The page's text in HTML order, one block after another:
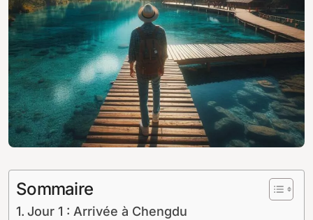
Sommaire
Jour 1 : Arrivée à Chengdu